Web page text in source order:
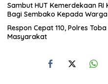
Sambut HUT Kemerdekaan RI
Bagi Sembako Kepada
Respon Cepat 110, Polres
Masyarakat